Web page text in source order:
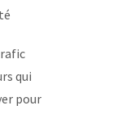
qui
pour